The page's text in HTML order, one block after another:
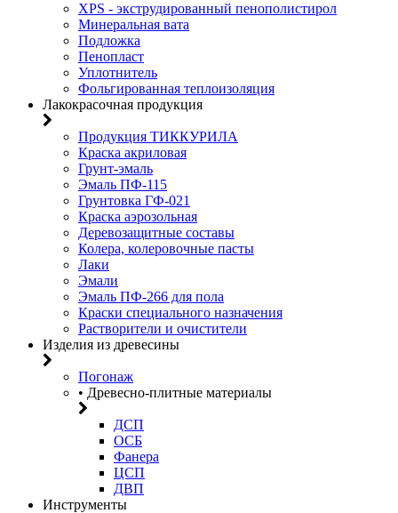
XPS - экструдированный пенополистирол
Минеральная вата
Подложка
Пенопласт
Уплотнитель
Фольгированная теплоизоляция
Лакокрасочная продукция
Продукция ТИККУРИЛА
Краска акриловая
Грунт-эмаль
Эмаль ПФ-115
Грунтовка ГФ-021
Краска аэрозольная
Деревозащитные составы
Колера, колеровочные пасты
Лаки
Эмали
Эмаль ПФ-266 для пола
Краски специального назначения
Растворители и очистители
Изделия из древесины
Погонаж
• Древесно-плитные материалы
ДСП
ОСБ
Фанера
ЦСП
ДВП
Инструменты